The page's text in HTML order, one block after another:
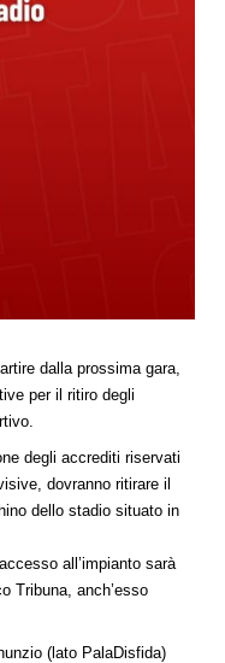
dalla prossima gara,
per il ritiro degli
degli accrediti riservati
dovranno ritirare il
dello stadio situato in
all’impianto sarà
Tribuna, anch’esso
(lato PalaDisfida)